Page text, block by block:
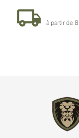
à partir de